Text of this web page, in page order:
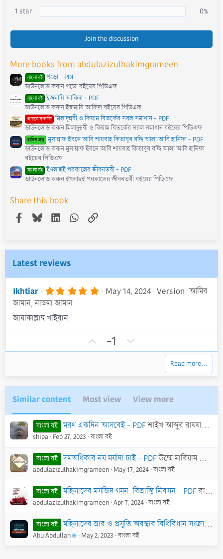
1 star
0%
Join the discussion
More books from abdulazizulhakimgrameen
বাংলা বই পড়ো - PDF
ডাউনলোড করুন পড়ো বইয়ের পিডিএফ
বাংলা বই ইজমায়ি আকিদা - PDF
ডাউনলোড করুন ইজমায়ি আকিদা বইয়ের পিডিএফ
গায়রে সালাফি মিলাদুন্নবী ও কিয়াম বিতর্কের সরল সমাধান - PDF
ডাউনলোড করুন মিলাদুন্নবী ও কিয়াম বিতর্কের সরল সমাধান বইয়ের পিডিএফ
হাদিস গ্রন্থ মুসান্নাফ ইবনে আবি শায়বাহ কিতাবুর রদ্দি আলা আবি হানিফা - PDF
ডাউনলোড করুন মুসান্নাফ ইবনে আবি শায়বাহ কিতাবুর রদ্দি আলা আবি হানিফা
বইয়ের পিডিএফ
বাংলা বই ইখলাছই পরকালের জীবনতরী - PDF
ডাউনলোড করুন ইখলাছই পরকালের জীবনতরী বইয়ের পিডিএফ
Share this book
Facebook
BlueskyLinkedInWhatsApp
Link
Latest reviews
Ikhtiar 5
t
(
May 14, 2024 Version: আমির
জামান, নাজমা জামান
জাযাকাল্লাহু খাইরান
U
p
t
e
-1
o
v
o
t
e
Read more…
Similar content Most view View more
বাংলা বই মরণ একদিন আসবেই - PDFশাইখ আব্দুর রাযযাক বিন ইউসুফ
shipa Feb 27, 2023 বাংলা বই
বাংলা বই সমঅধিকার নয় মর্যাদা চাই - PDFউম্মে মারিয়াম রাযিয়া বিনতে আযীযুর রহমান
abdulazizulhakimgrameen May 17, 2024 বাংলা বই
বাংলা বই মহিলাদের মসজিদ গমন: বিভ্রান্তি নিরসন - PDFব্রাদার রাহুল হুসাইন
abdulazizulhakimgrameen Apr 7, 2024 বাংলা বই
বাংলা বই মহিলাদের স্রাব ও প্রসূতি অবস্থার বিধিবিধান সংক্রান্ত ৬০টি প্রশ্ন - PDF
Abu Abdullah May 2, 2023 বাংলা বই